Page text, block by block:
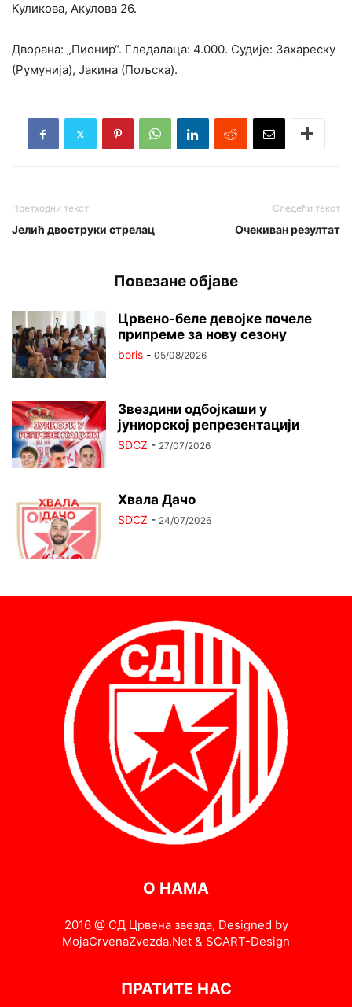
Куликова, Акулова 26.
Дворана: „Пионир“. Гледалаца: 4.000. Судије: Захареску
(Румунија), Јакина (Пољска).
Претходни текст
Јелић двоструки стрелац
Следећи текст
Очекиван резултат
Повезане објаве
Црвено-беле девојке почеле
припреме за нову сезону
boris - 05/08/2026
Звездини одбојкаши у
јуниорској репрезентацији
SDCZ - 27/07/2026
Хвала Дачо
SDCZ - 24/07/2026
О НАМА
2016 @ СД Црвена звезда, Designed by
MojaCrvenaZvezda.Net & SCART-Design
ПРАТИТЕ НАС